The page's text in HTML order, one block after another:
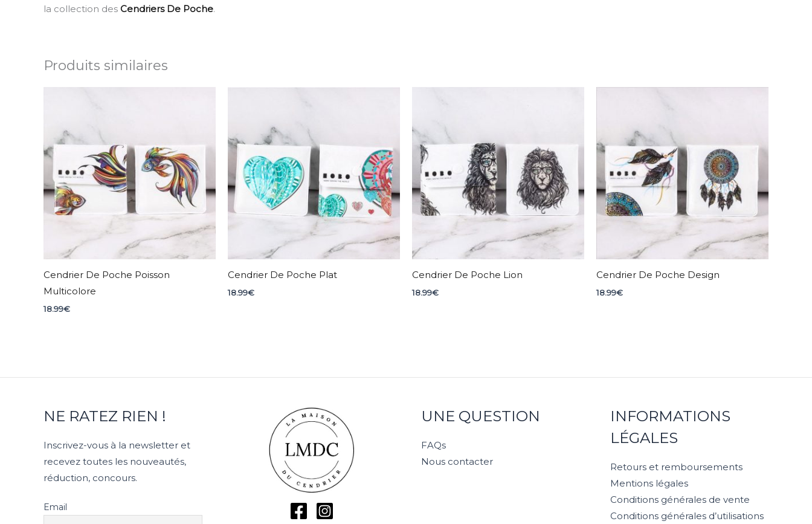
la collection des Cendriers De Poche.
Produits similaires
Cendrier De Poche Poisson
Multicolore
18.99€
Cendrier De Poche Plat
18.99€
Cendrier De Poche Lion
18.99€
Cendrier De Poche Design
18.99€
NE RATEZ RIEN !
Inscrivez-vous à la newsletter et
recevez toutes les nouveautés,
réduction, concours.
Email
UNE QUESTION
FAQs
Nous contacter
INFORMATIONS
LÉGALES
Retours et remboursements
Mentions légales
Conditions générales de vente
Conditions générales d’utilisations